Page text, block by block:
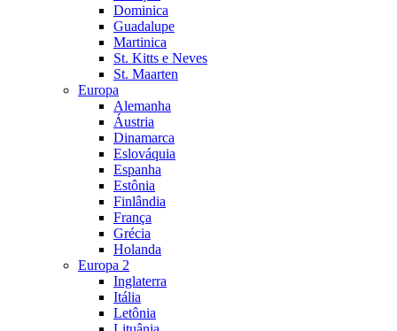
Dominica
Guadalupe
Martinica
St. Kitts e Neves
St. Maarten
Europa
Alemanha
Áustria
Dinamarca
Eslováquia
Espanha
Estônia
Finlândia
França
Grécia
Holanda
Europa 2
Inglaterra
Itália
Letônia